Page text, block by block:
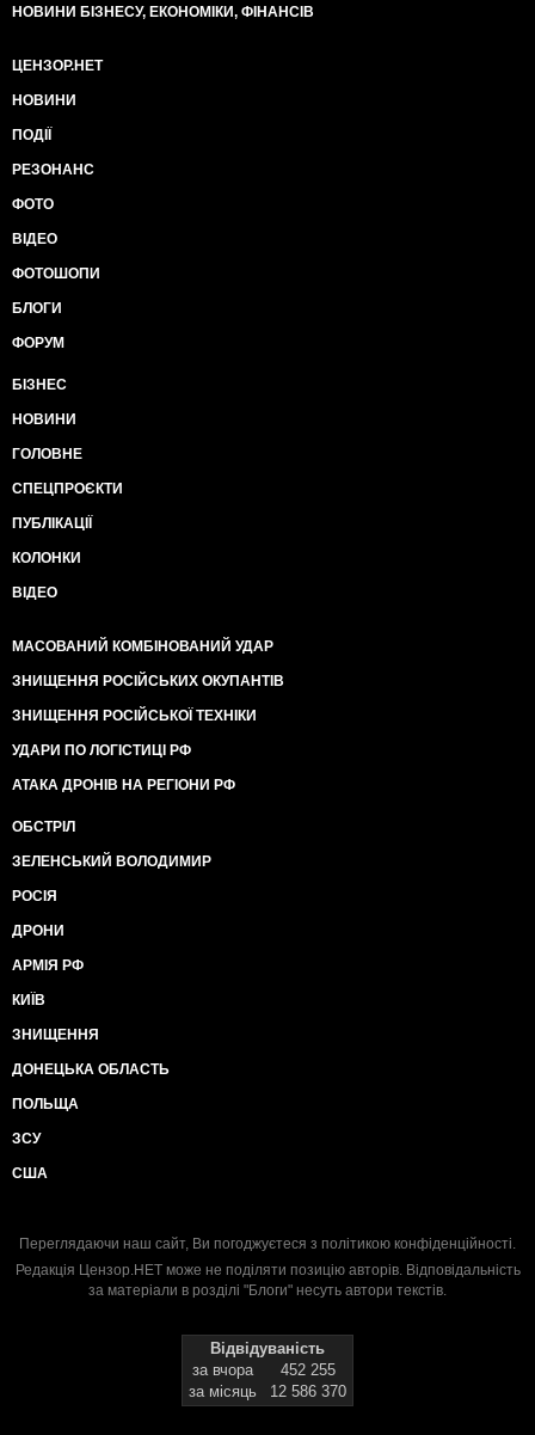
НОВИНИ БІЗНЕСУ, ЕКОНОМІКИ, ФІНАНСІВ
ЦЕНЗОР.НЕТ
НОВИНИ
ПОДІЇ
РЕЗОНАНС
ФОТО
ВІДЕО
ФОТОШОПИ
БЛОГИ
ФОРУМ
БІЗНЕС
НОВИНИ
ГОЛОВНЕ
СПЕЦПРОЄКТИ
ПУБЛІКАЦІЇ
КОЛОНКИ
ВІДЕО
МАСОВАНИЙ КОМБІНОВАНИЙ УДАР
ЗНИЩЕННЯ РОСІЙСЬКИХ ОКУПАНТІВ
ЗНИЩЕННЯ РОСІЙСЬКОЇ ТЕХНІКИ
УДАРИ ПО ЛОГІСТИЦІ РФ
АТАКА ДРОНІВ НА РЕГІОНИ РФ
ОБСТРІЛ
ЗЕЛЕНСЬКИЙ ВОЛОДИМИР
РОСІЯ
ДРОНИ
АРМІЯ РФ
КИЇВ
ЗНИЩЕННЯ
ДОНЕЦЬКА ОБЛАСТЬ
ПОЛЬЩА
ЗСУ
США
Переглядаючи наш сайт, Ви погоджуєтеся з політикою конфіденційності.
Редакція Цензор.НЕТ може не поділяти позицію авторів. Відповідальність
за матеріали в розділі "Блоги" несуть автори текстів.
Відвідуваність
за вчора
452 255
за місяць
12 586 370